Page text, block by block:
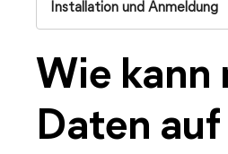
Installation und Anmeldung
Wie kann
Daten